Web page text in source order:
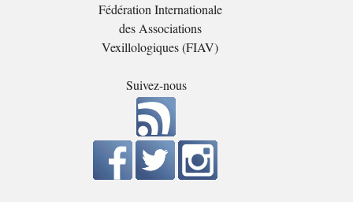
Fédération Internationale
des Associations
Vexillologiques (FIAV)
Suivez-nous